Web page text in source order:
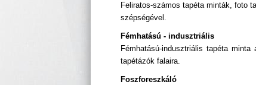
Feliratos-számos tapéta minták, foto
szépségével.
Fémhatású - indusztriális
Fémhatású-indusztriális tapéta
tapétázók falaira.
Foszforeszkáló